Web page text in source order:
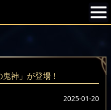
神」が登場！
2025-01-20